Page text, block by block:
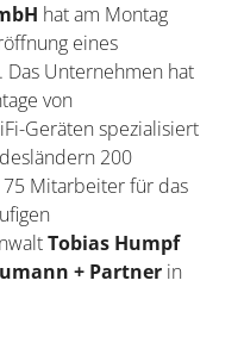
hat am Montag
eines
Das Unternehmen hat
von
Geräten spezialisiert
200
Mitarbeiter für das
Tobias Humpf
+ Partner in